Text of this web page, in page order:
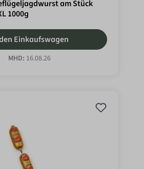
am Stück
1000g
Einkaufswagen
MHD: 16.08.26